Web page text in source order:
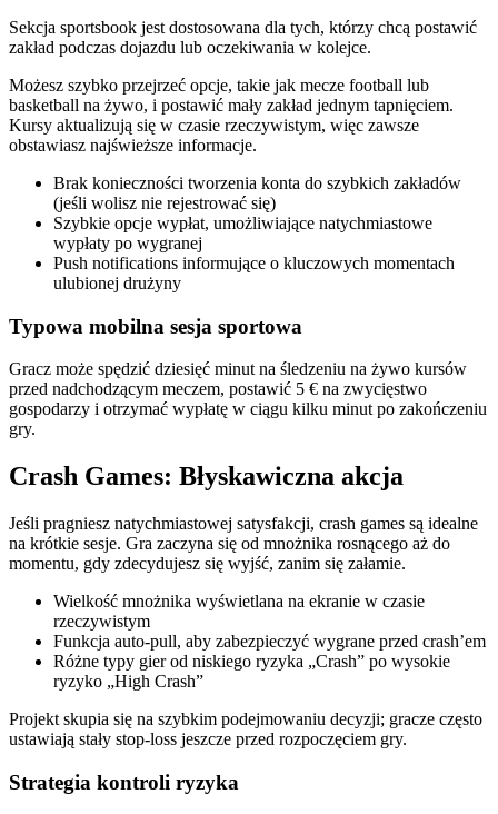
Sekcja sportsbook jest dostosowana dla tych, którzy chcą postawić
zakład podczas dojazdu lub oczekiwania w kolejce.
Możesz szybko przejrzeć opcje, takie jak mecze football lub
basketball na żywo, i postawić mały zakład jednym tapnięciem.
Kursy aktualizują się w czasie rzeczywistym, więc zawsze
obstawiasz najświeższe informacje.
Brak konieczności tworzenia konta do szybkich zakładów
(jeśli wolisz nie rejestrować się)
Szybkie opcje wypłat, umożliwiające natychmiastowe
wypłaty po wygranej
Push notifications informujące o kluczowych momentach
ulubionej drużyny
Typowa mobilna sesja sportowa
Gracz może spędzić dziesięć minut na śledzeniu na żywo kursów
przed nadchodzącym meczem, postawić 5 € na zwycięstwo
gospodarzy i otrzymać wypłatę w ciągu kilku minut po zakończeniu
gry.
Crash Games: Błyskawiczna akcja
Jeśli pragniesz natychmiastowej satysfakcji, crash games są idealne
na krótkie sesje. Gra zaczyna się od mnożnika rosnącego aż do
momentu, gdy zdecydujesz się wyjść, zanim się załamie.
Wielkość mnożnika wyświetlana na ekranie w czasie
rzeczywistym
Funkcja auto‑pull, aby zabezpieczyć wygrane przed crash’em
Różne typy gier od niskiego ryzyka „Crash” po wysokie
ryzyko „High Crash”
Projekt skupia się na szybkim podejmowaniu decyzji; gracze często
ustawiają stały stop‑loss jeszcze przed rozpoczęciem gry.
Strategia kontroli ryzyka